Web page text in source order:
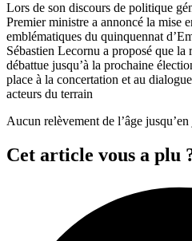
Lors de son discours de politique
Premier ministre a annoncé la mise
emblématiques du quinquennat
Sébastien Lecornu a proposé que la
débattue jusqu’à la prochaine
place à la concertation et au
acteurs du terrain
Aucun relèvement de l’âge
Cet article vous a plu